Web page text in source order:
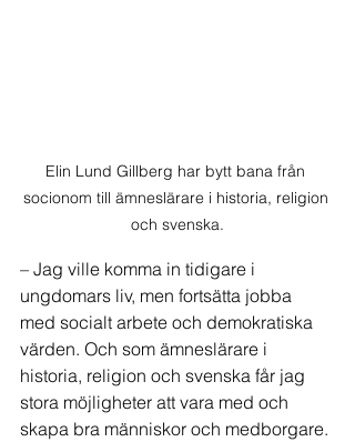
Elin Lund Gillberg har bytt bana från
socionom till ämneslärare i historia, religion
och svenska.
– Jag ville komma in tidigare i
ungdomars liv, men fortsätta jobba
med socialt arbete och demokratiska
värden. Och som ämneslärare i
historia, religion och svenska får jag
stora möjligheter att vara med och
skapa bra människor och medborgare.